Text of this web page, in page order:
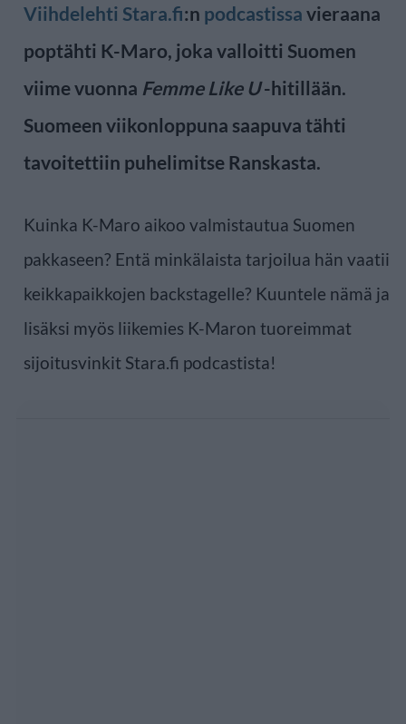
Viihdelehti Stara.fi:n podcastissa vieraana
poptähti K-Maro, joka valloitti Suomen
viime vuonna Femme Like U-hitillään.
Suomeen viikonloppuna saapuva tähti
tavoitettiin puhelimitse Ranskasta.
Kuinka K-Maro aikoo valmistautua Suomen
pakkaseen? Entä minkälaista tarjoilua hän vaatii
keikkapaikkojen backstagelle? Kuuntele nämä ja
lisäksi myös liikemies K-Maron tuoreimmat
sijoitusvinkit Stara.fi podcastista!